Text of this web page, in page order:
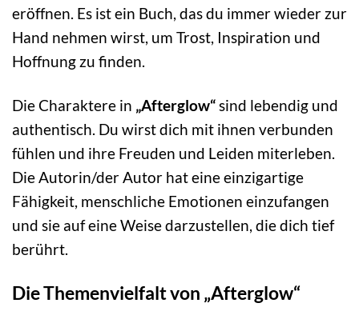
eröffnen. Es ist ein Buch, das du immer wieder zur
Hand nehmen wirst, um Trost, Inspiration und
Hoffnung zu finden.
Die Charaktere in „Afterglow“sind lebendig und
authentisch. Du wirst dich mit ihnen verbunden
fühlen und ihre Freuden und Leiden miterleben.
Die Autorin/der Autor hat eine einzigartige
Fähigkeit, menschliche Emotionen einzufangen
und sie auf eine Weise darzustellen, die dich tief
berührt.
Die Themenvielfalt von „Afterglow“